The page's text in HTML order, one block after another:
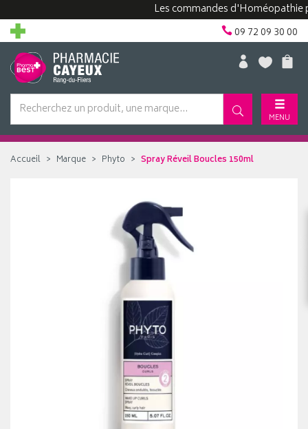
Les commandes d'Homéopathie
09 72 09 30 00
MENU
Accueil Marque Phyto Spray Réveil Boucles 150ml